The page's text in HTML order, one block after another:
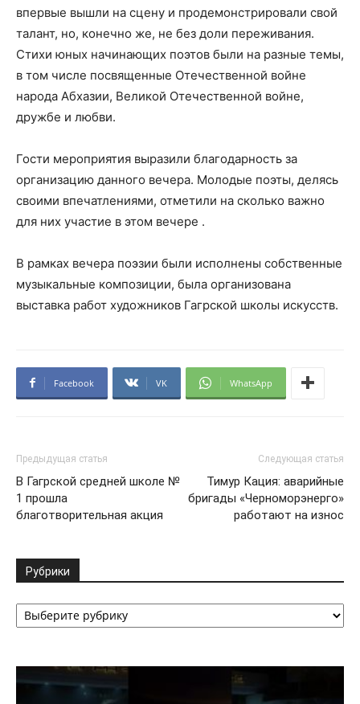
впервые вышли на сцену и продемонстрировали свой
талант, но, конечно же, не без доли переживания.
Стихи юных начинающих поэтов были на разные темы,
в том числе посвященные Отечественной войне
народа Абхазии, Великой Отечественной войне,
дружбе и любви.
Гости мероприятия выразили благодарность за
организацию данного вечера. Молодые поэты, делясь
своими впечатлениями, отметили на сколько важно
для них участие в этом вечере .
В рамках вечера поэзии были исполнены собственные
музыкальные композиции, была организована
выставка работ художников Гагрской школы искусств.
Facebook VK WhatsApp
Предыдущая статья
В Гагрской средней школе №
1 прошла
благотворительная акция
Следующая статья
Тимур Кация: аварийные
бригады «Черноморэнерго»
работают на износ
Рубрики
Рубрики